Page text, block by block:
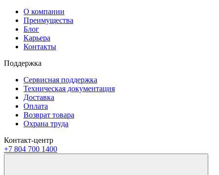
О компании
Преимущества
Блог
Карьера
Контакты
Поддержка
Сервисная поддержка
Техническая документация
Доставка
Оплата
Возврат товара
Охрана труда
Контакт-центр
+7 804 700 1400